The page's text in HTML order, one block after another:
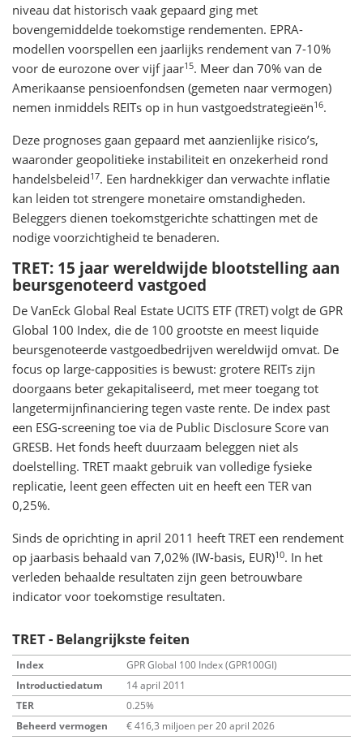
niveau dat historisch vaak gepaard ging met
bovengemiddelde toekomstige rendementen. EPRA-
modellen voorspellen een jaarlijks rendement van 7-10%
voor de eurozone over vijf jaar15. Meer dan 70% van de
Amerikaanse pensioenfondsen (gemeten naar vermogen)
nemen inmiddels REITs op in hun vastgoedstrategieën16.
Deze prognoses gaan gepaard met aanzienlijke risico’s,
waaronder geopolitieke instabiliteit en onzekerheid rond
handelsbeleid17. Een hardnekkiger dan verwachte inflatie
kan leiden tot strengere monetaire omstandigheden.
Beleggers dienen toekomstgerichte schattingen met de
nodige voorzichtigheid te benaderen.
TRET: 15 jaar wereldwijde blootstelling aan
beursgenoteerd vastgoed
De VanEck Global Real Estate UCITS ETF (TRET) volgt de GPR
Global 100 Index, die de 100 grootste en meest liquide
beursgenoteerde vastgoedbedrijven wereldwijd omvat. De
focus op large-capposities is bewust: grotere REITs zijn
doorgaans beter gekapitaliseerd, met meer toegang tot
langetermijnfinanciering tegen vaste rente. De index past
een ESG-screening toe via de Public Disclosure Score van
GRESB. Het fonds heeft duurzaam beleggen niet als
doelstelling. TRET maakt gebruik van volledige fysieke
replicatie, leent geen effecten uit en heeft een TER van
0,25%.
Sinds de oprichting in april 2011 heeft TRET een rendement
op jaarbasis behaald van 7,02% (IW-basis, EUR)10. In het
verleden behaalde resultaten zijn geen betrouwbare
indicator voor toekomstige resultaten.
TRET - Belangrijkste feiten
Index
GPR Global 100 Index (GPR100GI)
Introductiedatum
14 april 2011
TER
0.25%
Beheerd vermogen
€ 416,3 miljoen per 20 april 2026